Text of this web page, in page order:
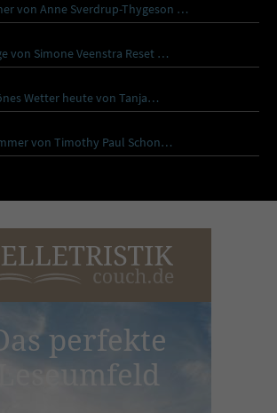
von Anne Sverdrup-Thygeson …
von Simone Veenstra Reset …
Wetter heute von Tanja…
von Timothy Paul Schon…
perfekte
Leseumfeld